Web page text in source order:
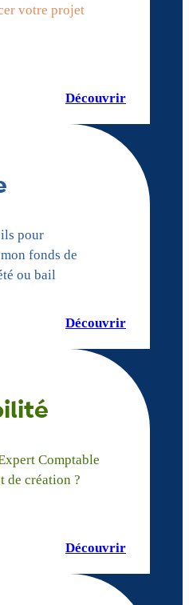
votre projet
Découvrir
pour
fonds de
ou bail
Découvrir
Comptable
de création ?
Découvrir